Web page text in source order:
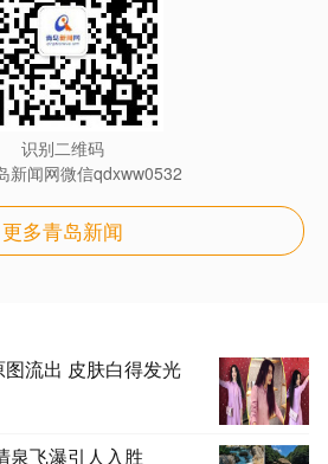
识别二维码
新闻网微信qdxww0532
更多青岛新闻
流出 皮肤白得发光
泉飞瀑引人入胜